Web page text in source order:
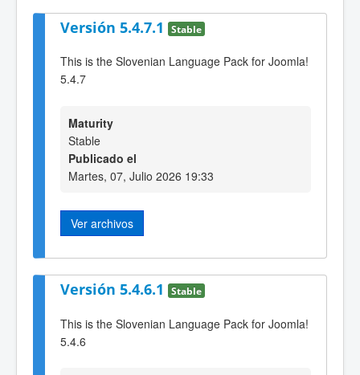
Versión 5.4.7.1 Stable
This is the Slovenian Language Pack for Joomla!
5.4.7
Maturity
Stable
Publicado el
Martes, 07, Julio 2026 19:33
Ver archivos
Versión 5.4.6.1 Stable
This is the Slovenian Language Pack for Joomla!
5.4.6